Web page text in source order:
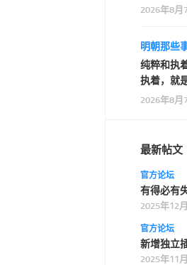
的人的那
2026年8月
明朝那些
纯粹和执
执着，就
粹，是见
2026年8月
最新帖文
官方论坛
有得必有
2025年12
官方论坛
新增独立
2025年11